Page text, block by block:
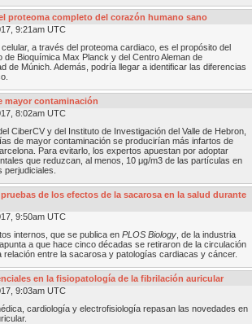
proteoma completo del corazón humano sano
9:21am UTC
a través del proteoma cardiaco, es el propósito del
de Bioquímica Max Planck y del Centro Aleman de
de Múnich. Además, podría llegar a identificar las diferencias
mayor contaminación
8:02am UTC
CiberCV y del Instituto de Investigación del Valle de Hebron,
de mayor contaminación se producirían más infartos de
Para evitarlo, los expertos apuestan por adoptar
que reduzcan, al menos, 10 μg/m3 de las partículas en
de los efectos de la sacarosa en la salud durante
9:50am UTC
internos, que se publica en PLOS Biology , de la industria
a que hace cinco décadas se retiraron de la circulación
relación entre la sacarosa y patologías cardiacas y cáncer.
en la fisiopatología de la fibrilación auricular
9:03am UTC
cardiología y electrofisiología repasan las novedades en